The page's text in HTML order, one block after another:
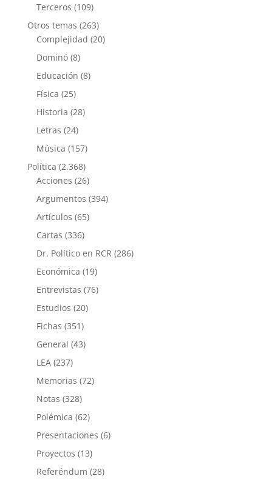
Terceros (109)
Otros temas (263)
Complejidad (20)
Dominó(8)
Educación (8)
Física (25)
Historia (28)
Letras (24)
Música (157)
Política (2.368)
Acciones (26)
Argumentos (394)
Artículos (65)
Cartas (336)
Dr. Político en RCR (286)
Económica (19)
Entrevistas (76)
Estudios (20)
Fichas (351)
General (43)
LEA(237)
Memorias (72)
Notas (328)
Polémica (62)
Presentaciones (6)
Proyectos (13)
Referéndum (28)